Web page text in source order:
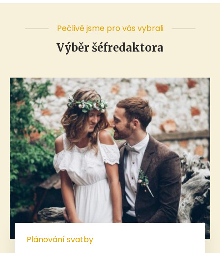
Pečlivě jsme pro vás vybrali
Výběr šéfredaktora
Plánování svatby